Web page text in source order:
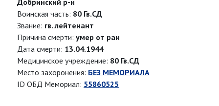
Добринский р-н
Воинская часть: 80 Гв.СД
Звание: гв. лейтенант
Причина смерти: умер от ран
Дата смерти: 13.04.1944
Медицинское учреждение: 80 Гв.СД
Место захоронения: БЕЗ МЕМОРИАЛА
ID ОБД Мемориал: 55860525